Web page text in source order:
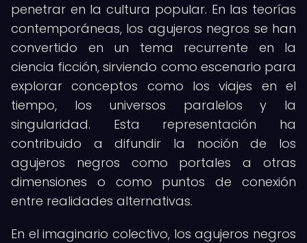
penetrar en la cultura popular. En las teorías
contemporáneas, los agujeros negros se han
convertido en un tema recurrente en la
ciencia ficción, sirviendo como escenario para
explorar conceptos como los viajes en el
tiempo, los universos paralelos y la
singularidad. Esta representación ha
contribuido a difundir la noción de los
agujeros negros como portales a otras
dimensiones o como puntos de conexión
entre realidades alternativas.
En el imaginario colectivo, los agujeros negros